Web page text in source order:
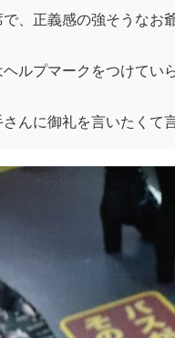
、正義感の強そうなお
ヘルプマークをつけて
んに御礼を言いたくて